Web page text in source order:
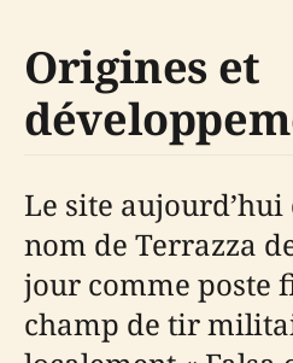
Origines et
Le site aujourd’hui
nom de Terrazza
jour comme poste
champ de tir